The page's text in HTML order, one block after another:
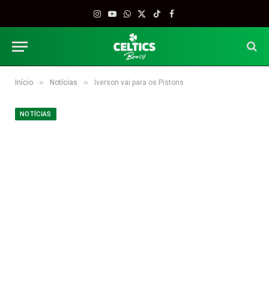
Instagram
YouTube
WhatsApp
X
TikTokFacebook
Início » Notícias » Iverson vai para os Pistons
NOTÍCIAS